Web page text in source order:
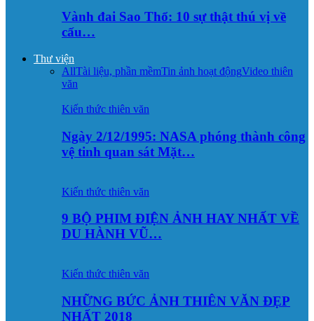
Vành đai Sao Thổ: 10 sự thật thú vị về
cấu…
Thư viện
AllTài liệu, phần mềmTin ảnh hoạt độngVideo thiên
văn
Kiến thức thiên văn
Ngày 2/12/1995: NASA phóng thành công
vệ tinh quan sát Mặt…
Kiến thức thiên văn
9 BỘ PHIM ĐIỆN ẢNH HAY NHẤT VỀ
DU HÀNH VŨ…
Kiến thức thiên văn
NHỮNG BỨC ẢNH THIÊN VĂN ĐẸP
NHẤT 2018